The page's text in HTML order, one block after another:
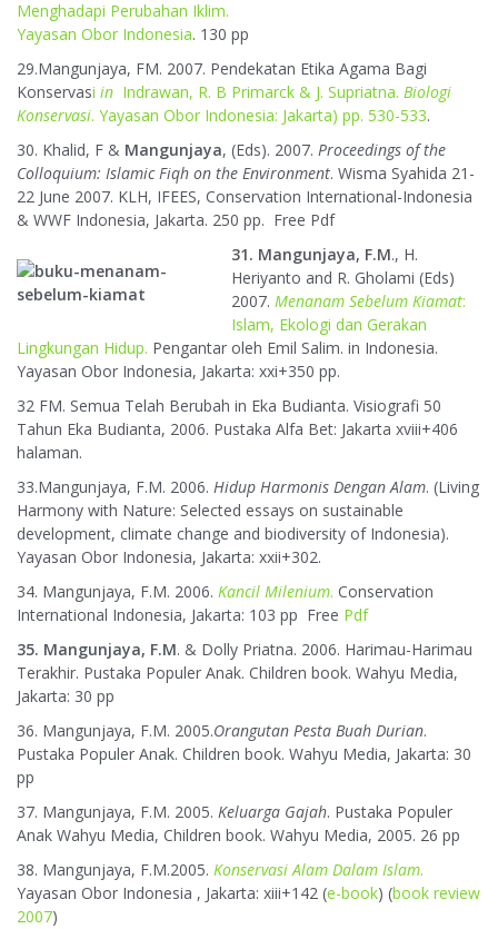
Menghadapi Perubahan Iklim.
Yayasan Obor Indonesia. 130 pp
29.Mangunjaya, FM. 2007. Pendekatan Etika Agama Bagi
Konservasi in Indrawan, R. B Primarck & J. Supriatna. Biologi
Konservasi. Yayasan Obor Indonesia: Jakarta) pp. 530-533.
30. Khalid, F & Mangunjaya, (Eds). 2007. Proceedings of the
Colloquium: Islamic Fiqh on the Environment. Wisma Syahida 21-
22 June 2007. KLH, IFEES, Conservation International-Indonesia
& WWF Indonesia, Jakarta. 250 pp. Free Pdf
31. Mangunjaya, F.M., H.
Heriyanto and R. Gholami (Eds)
2007. Menanam Sebelum Kiamat:
Islam, Ekologi dan Gerakan
Lingkungan Hidup. Pengantar oleh Emil Salim. in Indonesia.
Yayasan Obor Indonesia, Jakarta: xxi+350 pp.
32 FM. Semua Telah Berubah in Eka Budianta. Visiografi 50
Tahun Eka Budianta, 2006. Pustaka Alfa Bet: Jakarta xviii+406
halaman.
33.Mangunjaya, F.M. 2006. Hidup Harmonis Dengan Alam. (Living
Harmony with Nature: Selected essays on sustainable
development, climate change and biodiversity of Indonesia).
Yayasan Obor Indonesia, Jakarta: xxii+302.
34. Mangunjaya, F.M. 2006. Kancil Milenium. Conservation
International Indonesia, Jakarta: 103 pp Free Pdf
35. Mangunjaya, F.M. & Dolly Priatna. 2006. Harimau-Harimau
Terakhir. Pustaka Populer Anak. Children book. Wahyu Media,
Jakarta: 30 pp
36. Mangunjaya, F.M. 2005.Orangutan Pesta Buah Durian.
Pustaka Populer Anak. Children book. Wahyu Media, Jakarta: 30
pp
37. Mangunjaya, F.M. 2005. Keluarga Gajah. Pustaka Populer
Anak Wahyu Media, Children book. Wahyu Media, 2005. 26 pp
38. Mangunjaya, F.M.2005. Konservasi Alam Dalam Islam.
Yayasan Obor Indonesia , Jakarta: xiii+142 (e-book) (book review
2007)